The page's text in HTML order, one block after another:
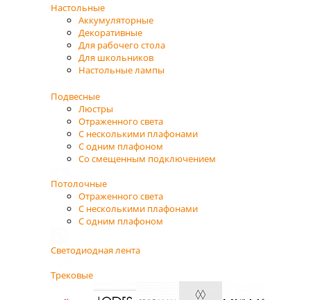
Настольные
Аккумуляторные
Декоративные
Для рабочего стола
Для школьников
Настольные лампы
Подвесные
Люстры
Отраженного света
С несколькими плафонами
С одним плафоном
Со смещенным подключением
Потолочные
Отраженного света
С несколькими плафонами
С одним плафоном
Светодиодная лента
Трековые